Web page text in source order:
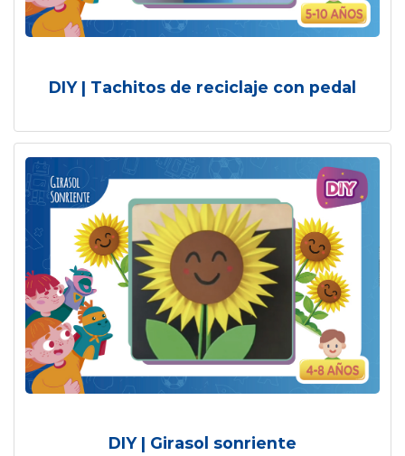
DIY | Tachitos de reciclaje con pedal
DIY | Girasol sonriente